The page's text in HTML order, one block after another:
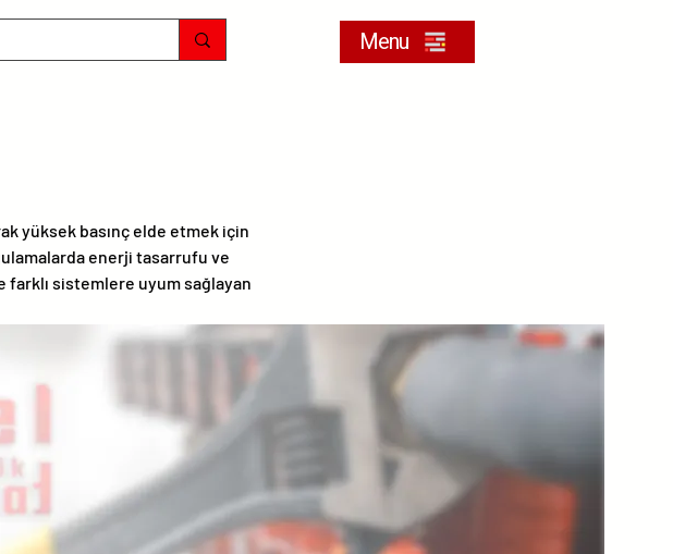
Menu
yüksek basınç elde etmek için
enerji tasarrufu ve
farklı sistemlere uyum sağlayan